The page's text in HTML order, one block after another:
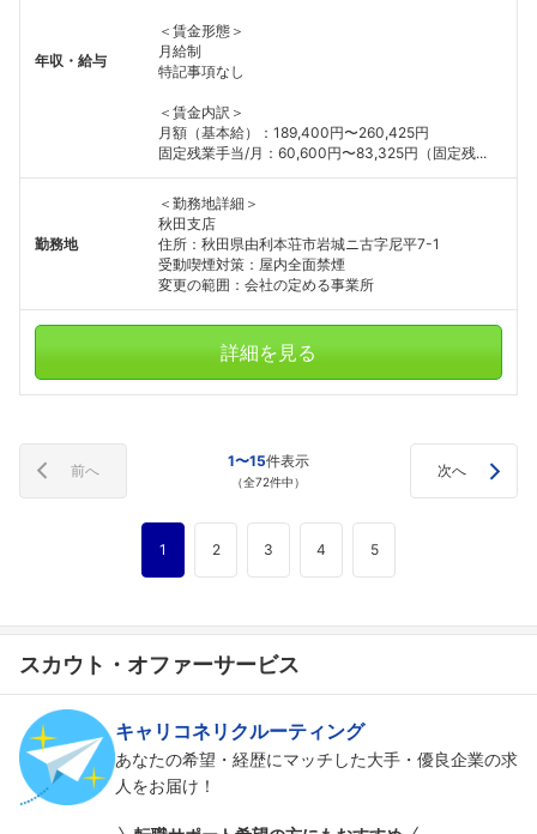
年収・給与
＜賃金形態＞
月給制
特記事項なし
＜賃金内訳＞
月額（基本給）：189,400円〜260,425円
固定残業手当/月：60,600円〜83,325円（固定残...
勤務地
＜勤務地詳細＞
秋田支店
住所：秋田県由利本荘市岩城ニ古字尼平7-1
受動喫煙対策：屋内全面禁煙
変更の範囲：会社の定める事業所
詳細を見る
1〜15件表示
（全72件中）
前へ 次へ
1 2 3 4 5
スカウト・オファーサービス
キャリコネリクルーティング
あなたの希望・経歴にマッチした大手・優良企業の求
人をお届け！